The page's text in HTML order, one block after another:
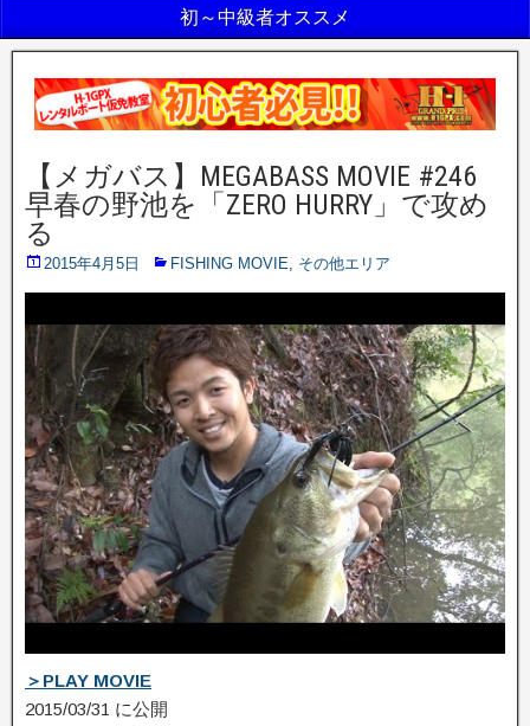
初～中級者オススメ
【メガバス】MEGABASS MOVIE #246
早春の野池を「ZERO HURRY」で攻め
る
2015年4月5日 FISHING MOVIE, その他エリア
＞PLAY MOVIE
2015/03/31 に公開